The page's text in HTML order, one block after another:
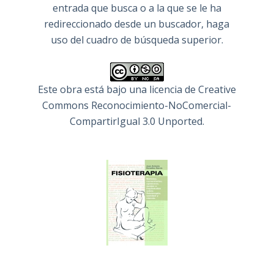
entrada que busca o a la que se le ha
redireccionado desde un buscador, haga
uso del cuadro de búsqueda superior.
Este obra está bajo una licencia de Creative
Commons Reconocimiento-NoComercial-
CompartirIgual 3.0 Unported.